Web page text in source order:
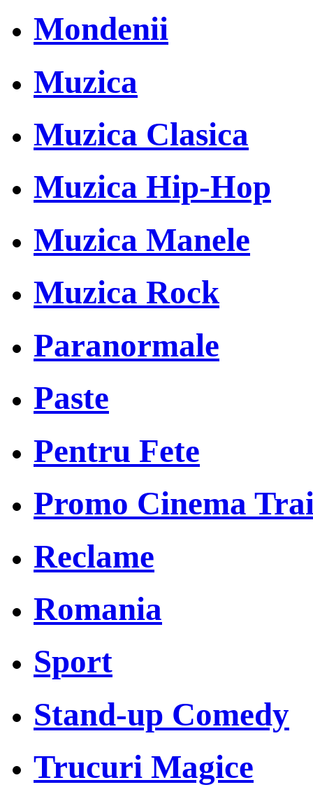
Mondenii
Muzica
Muzica Clasica
Muzica Hip-Hop
Muzica Manele
Muzica Rock
Paranormale
Paste
Pentru Fete
Promo Cinema
Reclame
Romania
Sport
Stand-up Comedy
Trucuri Magice